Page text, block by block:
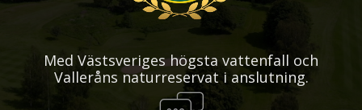
Med Västsveriges högsta vattenfall och
Valleråns naturreservat i anslutning.